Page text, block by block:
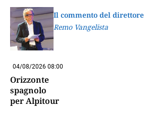
Il commento del direttore
Remo Vangelista
04/08/2026 08:00
Orizzonte
spagnolo
per Alpitour